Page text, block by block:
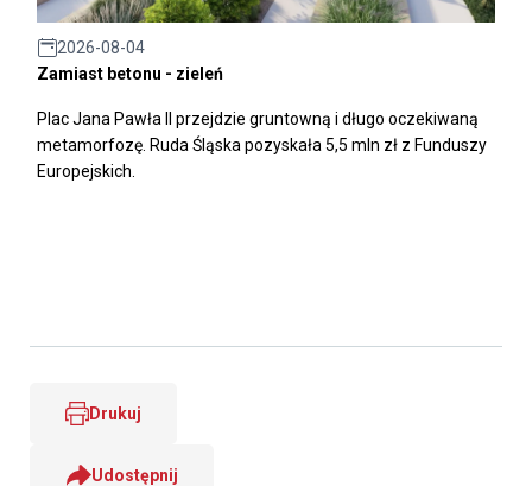
2026-08-04
Zamiast betonu - zieleń
Plac Jana Pawła II przejdzie gruntowną i długo oczekiwaną
metamorfozę. Ruda Śląska pozyskała 5,5 mln zł z Funduszy
Europejskich.
Drukuj
Udostępnij